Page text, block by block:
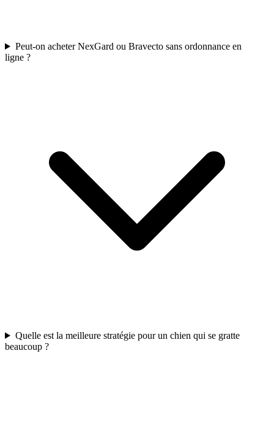
Peut-on acheter NexGard ou Bravecto sans ordonnance en
ligne ?
Quelle est la meilleure stratégie pour un chien qui se gratte
beaucoup ?